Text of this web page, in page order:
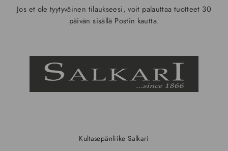
Jos et ole tyytyväinen tilaukseesi, voit palauttaa tuotteet 30
päivän sisällä Postin kautta.
Kultasepänliike Salkari